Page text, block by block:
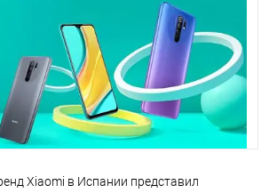
Xiaomi в Испании представил